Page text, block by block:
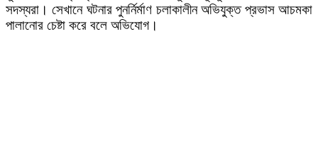
সদস্যরা। সেখানে ঘটনার পুনর্নির্মাণ চলাকালীন অভিযুক্ত প্রভাস আচমকা
পালানোর চেষ্টা করে বলে অভিযোগ।